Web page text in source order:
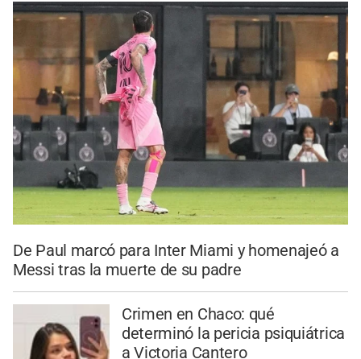
De Paul marcó para Inter Miami y homenajeó a
Messi tras la muerte de su padre
Crimen en Chaco: qué
determinó la pericia psiquiátrica
a Victoria Cantero